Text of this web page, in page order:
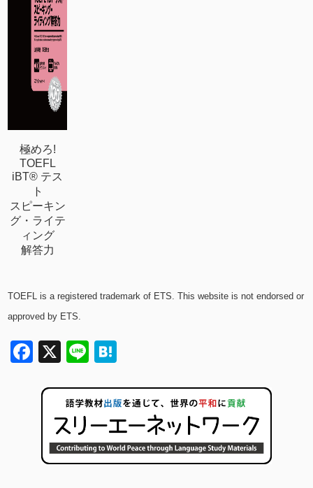
極めろ!
TOEFL
iBT® テス
ト
スピーキン
グ・ライテ
ィング
解答力
TOEFL is a registered trademark of ETS. This website is not endorsed or
approved by ETS.
Facebook
X Line